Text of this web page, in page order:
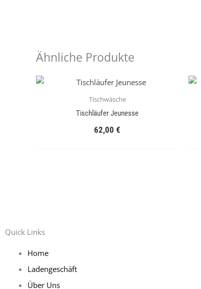
Ähnliche Produkte
Tischwäsche
Tischläufer Jeunesse
62,00 €
Quick Links
Home
Ladengeschäft
Über Uns